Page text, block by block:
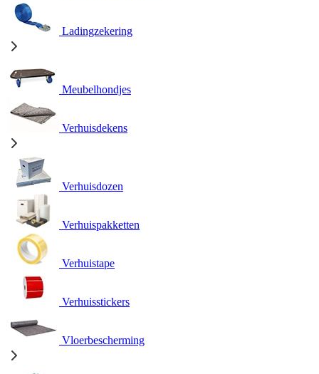
Ladingzekering
Meubelhondjes
Verhuisdekens
Verhuisdozen
Verhuispakketten
Verhuistape
Verhuisstickers
Vloerbescherming